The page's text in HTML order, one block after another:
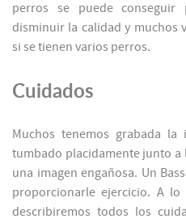
perros se puede
disminuir la calidad y muchos
si se tienen varios perros.
Cuidados
Muchos tenemos grabada la
tumbado placidamente junto a
una imagen engañosa. Un
proporcionarle ejercicio. A
describiremos todos los